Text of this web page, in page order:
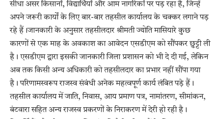
सीधा असर किसानों, विद्यार्थियों और आम नागरिकों पर पड़ रहा है, जिन्हें
अपने जरूरी कार्यों के लिए बार-बार तहसील कार्यालय के चक्कर लगाने पड़
रहे हैं।जानकारी के अनुसार तहसीलदार श्रीमती ज्योति मासियारे कुछ
कारणों से एक माह के अवकाश का आवेदन एसडीएम को सौंपकर छुट्टी ली
है। एसडीएम द्वारा इसकी जानकारी जिला प्रशासन को भी दे दी गई, लेकिन
अब तक किसी अन्य अधिकारी को तहसीलदार का प्रभार नहीं सौंपा गया
है। परिणामस्वरूप राजस्व संबंधी अनेक महत्वपूर्ण कार्य लंबित पड़े हैं।
तहसील कार्यालय में जाति, निवास, आय प्रमाण पत्र, नामांतरण, सीमांकन,
बंटवारा सहित अन्य राजस्व प्रकरणों के निराकरण में देरी हो रही है।